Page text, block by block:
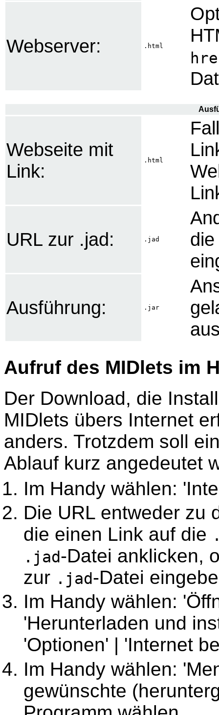
Webserver: .html
Webseite mit
Link:
.html
URL zur .jad: .jad
Ausführung: .jar
Aufruf des MIDlets im
Der Download, die
MIDlets übers Internet
anders. Trotzdem soll
Ablauf kurz angedeutet
Im Handy wählen:
Die URL entweder zu
die einen Link auf die
.jad-Datei anklicken,
zur .jad-Datei
Im Handy wählen:
'Herunterladen und
'Optionen' | 'Internet
Im Handy wählen:
gewünschte